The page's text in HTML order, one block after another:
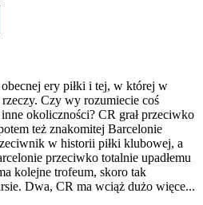
ery piłki i tej, w której w
Czy wy rozumiecie coś
okoliczności? CR grał przeciwko
też znakomitej Barcelonie
w historii piłki klubowej, a
przeciwko totalnie upadłemu
kolejne trofeum, skoro tak
Dwa, CR ma wciąż dużo więce...